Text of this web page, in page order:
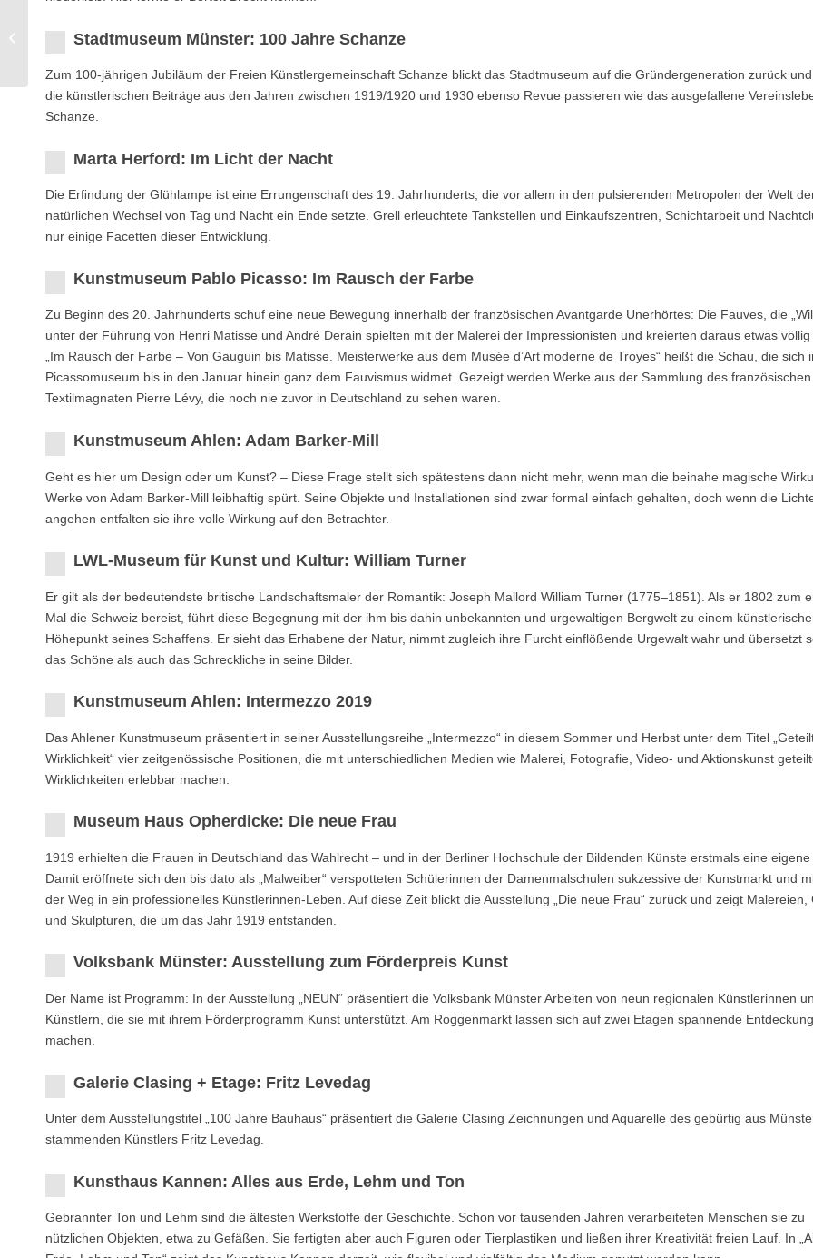
Stadtmuseum Münster: 100 Jahre Schanze
Zum 100-jährigen Jubiläum der Freien Künstlergemeinschaft Schanze blickt das Stadtmuseum auf die Gründergeneration zurück
die künstlerischen Beiträge aus den Jahren zwischen 1919/1920 und 1930 ebenso Revue passieren wie das ausgefallene
Schanze.
Marta Herford: Im Licht der Nacht
Die Erﬁndung der Glühlampe ist eine Errungenschaft des 19. Jahrhunderts, die vor allem in den pulsierenden Metropolen der Welt
natürlichen Wechsel von Tag und Nacht ein Ende setzte. Grell erleuchtete Tankstellen und Einkaufszentren, Schichtarbeit und
nur einige Facetten dieser Entwicklung.
Kunstmuseum Pablo Picasso: Im Rausch der Farbe
Zu Beginn des 20. Jahrhunderts schuf eine neue Bewegung innerhalb der französischen Avantgarde Unerhörtes: Die Fauves, die
unter der Führung von Henri Matisse und André Derain spielten mit der Malerei der Impressionisten und kreierten daraus etwas völlig
„Im Rausch der Farbe – Von Gauguin bis Matisse. Meisterwerke aus dem Musée d’Art moderne de Troyes“ heißt die Schau, die sich
Picassomuseum bis in den Januar hinein ganz dem Fauvismus widmet. Gezeigt werden Werke aus der Sammlung des französischen
Textilmagnaten Pierre Lévy, die noch nie zuvor in Deutschland zu sehen waren.
Kunstmuseum Ahlen: Adam Barker-Mill
Geht es hier um Design oder um Kunst? – Diese Frage stellt sich spätestens dann nicht mehr, wenn man die beinahe magische
Werke von Adam Barker-Mill leibhaftig spürt. Seine Objekte und Installationen sind zwar formal einfach gehalten, doch wenn die
angehen entfalten sie ihre volle Wirkung auf den Betrachter.
LWL-Museum für Kunst und Kultur: William Turner
Er gilt als der bedeutendste britische Landschaftsmaler der Romantik: Joseph Mallord William Turner (1775–1851). Als er 1802 zum
Mal die Schweiz bereist, führt diese Begegnung mit der ihm bis dahin unbekannten und urgewaltigen Bergwelt zu einem
Höhepunkt seines Schaffens. Er sieht das Erhabene der Natur, nimmt zugleich ihre Furcht einflößende Urgewalt wahr und übersetzt
das Schöne als auch das Schreckliche in seine Bilder.
Kunstmuseum Ahlen: Intermezzo 2019
Das Ahlener Kunstmuseum präsentiert in seiner Ausstellungsreihe „Intermezzo“ in diesem Sommer und Herbst unter dem Titel
Wirklichkeit“ vier zeitgenössische Positionen, die mit unterschiedlichen Medien wie Malerei, Fotografie, Video- und Aktionskunst
Wirklichkeiten erlebbar machen.
Museum Haus Opherdicke: Die neue Frau
1919 erhielten die Frauen in Deutschland das Wahlrecht – und in der Berliner Hochschule der Bildenden Künste erstmals eine eigene
Damit eröffnete sich den bis dato als „Malweiber“ verspotteten Schülerinnen der Damenmalschulen sukzessive der Kunstmarkt und
der Weg in ein professionelles Künstlerinnen-Leben. Auf diese Zeit blickt die Ausstellung „Die neue Frau“ zurück und zeigt Malereien,
und Skulpturen, die um das Jahr 1919 entstanden.
Volksbank Münster: Ausstellung zum Förderpreis Kunst
Der Name ist Programm: In der Ausstellung „NEUN“ präsentiert die Volksbank Münster Arbeiten von neun regionalen Künstlerinnen
Künstlern, die sie mit ihrem Förderprogramm Kunst unterstützt. Am Roggenmarkt lassen sich auf zwei Etagen spannende
machen.
Galerie Clasing + Etage: Fritz Levedag
Unter dem Ausstellungstitel „100 Jahre Bauhaus“ präsentiert die Galerie Clasing Zeichnungen und Aquarelle des gebürtig aus
stammenden Künstlers Fritz Levedag.
Kunsthaus Kannen: Alles aus Erde, Lehm und Ton
Gebrannter Ton und Lehm sind die ältesten Werkstoffe der Geschichte. Schon vor tausenden Jahren verarbeiteten Menschen sie zu
nützlichen Objekten, etwa zu Gefäßen. Sie fertigten aber auch Figuren oder Tierplastiken und ließen ihrer Kreativität freien Lauf. In
Stadtmuseum Münster:
Miia Autio